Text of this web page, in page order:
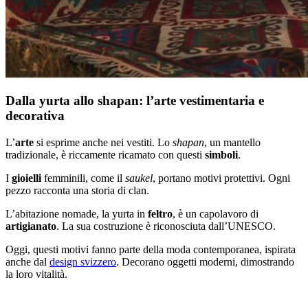
Dalla yurta allo shapan: l’arte vestimentaria e
decorativa
L’arte si esprime anche nei vestiti. Lo shapan, un mantello
tradizionale, è riccamente ricamato con questi simboli.
I gioielli femminili, come il saukel, portano motivi protettivi. Ogni
pezzo racconta una storia di clan.
L’abitazione nomade, la yurta in feltro, è un capolavoro di
artigianato. La sua costruzione è riconosciuta dall’UNESCO.
Oggi, questi motivi fanno parte della moda contemporanea, ispirata
anche dal design svizzero. Decorano oggetti moderni, dimostrando
la loro vitalità.